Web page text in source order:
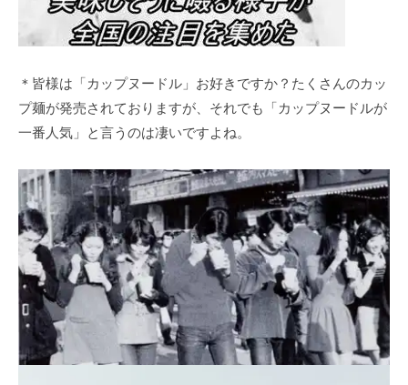
＊皆様は「カップヌードル」お好きですか？たくさんのカッ
プ麺が発売されておりますが、それでも「カップヌードルが
一番人気」と言うのは凄いですよね。